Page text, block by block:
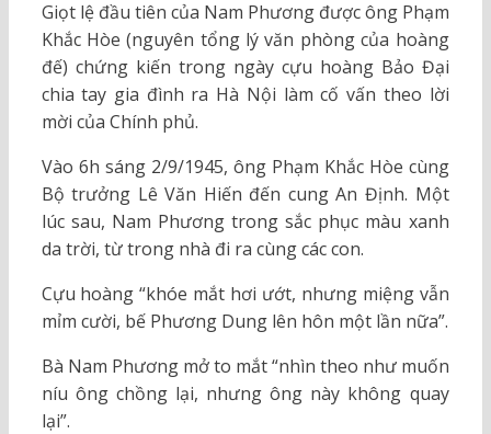
Giọt lệ đầu tiên của Nam Phương được ông Phạm
Khắc Hòe (nguyên tổng lý văn phòng của hoàng
đế) chứng kiến trong ngày cựu hoàng Bảo Đại
chia tay gia đình ra Hà Nội làm cố vấn theo lời
mời của Chính phủ.
Vào 6h sáng 2/9/1945, ông Phạm Khắc Hòe cùng
Bộ trưởng Lê Văn Hiến đến cung An Định. Một
lúc sau, Nam Phương trong sắc phục màu xanh
da trời, từ trong nhà đi ra cùng các con.
Cựu hoàng “khóe mắt hơi ướt, nhưng miệng vẫn
mỉm cười, bế Phương Dung lên hôn một lần nữa”.
Bà Nam Phương mở to mắt “nhìn theo như muốn
níu ông chồng lại, nhưng ông này không quay
lại”.